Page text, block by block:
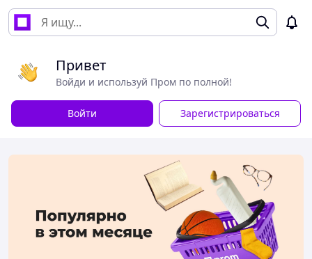
Привет
Войди и используй Пром по полной!
Войти Зарегистрироваться